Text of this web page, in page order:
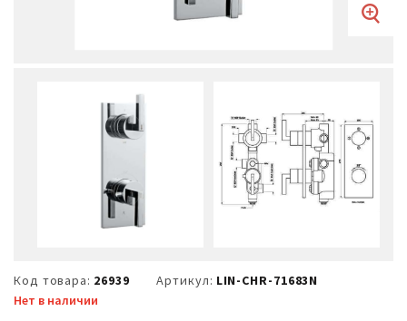
Код товара: 26939 Артикул: LIN-CHR-71683N
Нет в наличии